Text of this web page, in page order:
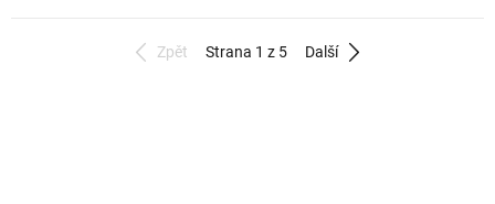
Zpět Strana 1 z 5 Další